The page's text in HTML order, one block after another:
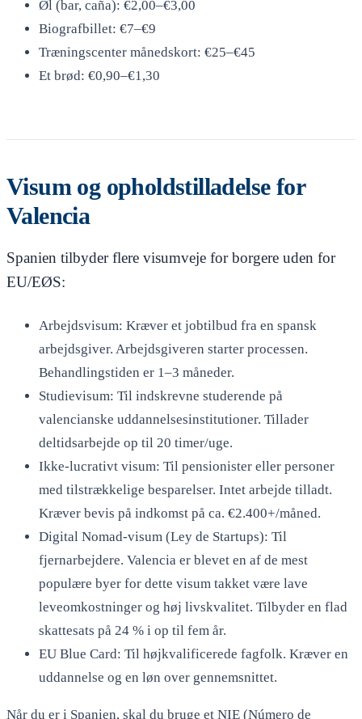
Øl (bar, caña): €2,00–€3,00
Biografbillet: €7–€9
Træningscenter månedskort: €25–€45
Et brød: €0,90–€1,30
Visum og opholdstilladelse for
Valencia
Spanien tilbyder flere visumveje for borgere uden for
EU/EØS:
Arbejdsvisum: Kræver et jobtilbud fra en spansk
arbejdsgiver. Arbejdsgiveren starter processen.
Behandlingstiden er 1–3 måneder.
Studievisum: Til indskrevne studerende på
valencianske uddannelsesinstitutioner. Tillader
deltidsarbejde op til 20 timer/uge.
Ikke-lucrativt visum: Til pensionister eller personer
med tilstrækkelige besparelser. Intet arbejde tilladt.
Kræver bevis på indkomst på ca. €2.400+/måned.
Digital Nomad-visum (Ley de Startups): Til
fjernarbejdere. Valencia er blevet en af de mest
populære byer for dette visum takket være lave
leveomkostninger og høj livskvalitet. Tilbyder en flad
skattesats på 24 % i op til fem år.
EU Blue Card: Til højkvalificerede fagfolk. Kræver en
uddannelse og en løn over gennemsnittet.
Når du er i Spanien, skal du bruge et NIE (Número de